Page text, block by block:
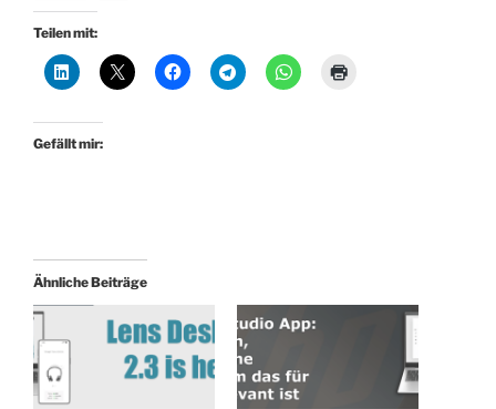
Teilen mit:
Gefällt mir:
Ähnliche Beiträge